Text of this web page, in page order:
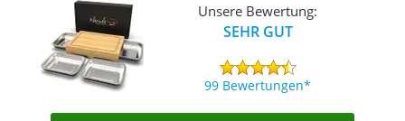
Unsere Bewertung:
SEHR GUT
99 Bewertungen